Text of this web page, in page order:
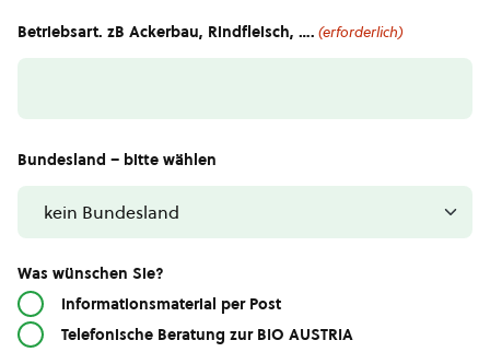
Betriebsart. zB Ackerbau, Rindfleisch, …. (erforderlich)
Bundesland – bitte wählen
Was wünschen Sie?
Informationsmaterial per Post
Telefonische Beratung zur BIO AUSTRIA